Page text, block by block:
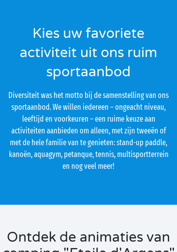
Kies uw favoriete
activiteit uit ons ruim
sportaanbod
Diversiteit was het motto bij de samenstelling van ons
sportaanbod. We willen iedereen – ongeacht niveau,
leeftijd en voorkeuren – een ruime keuze aan
activiteiten aanbieden om alleen, met zijn tweeën of
met de hele familie van te genieten: stand-up paddle,
kanoën, aquagym, petanque, tennis, multisportterrein
en nog veel meer!
Ontdek de animaties van